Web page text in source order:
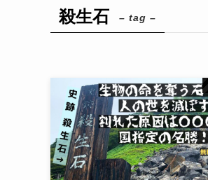
殺生石 – tag –